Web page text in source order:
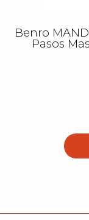
Benro
Pasos